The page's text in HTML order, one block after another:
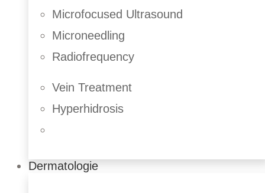
Microfocused Ultrasound
Microneedling
Radiofrequency
Vein Treatment
Hyperhidrosis
Dermatologie